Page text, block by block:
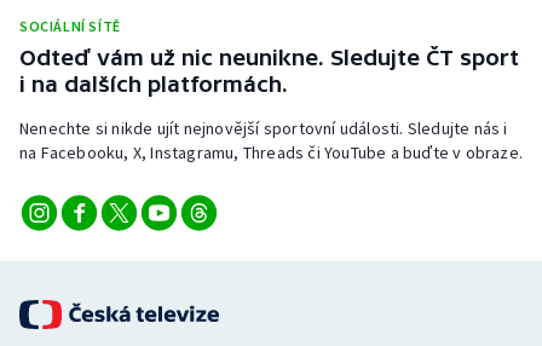
SOCIÁLNÍ SÍTĚ
Odteď vám už nic neunikne. Sledujte ČT sport
i na dalších platformách.
Nenechte si nikde ujít nejnovější sportovní události. Sledujte nás i
na Facebooku, X, Instagramu, Threads či YouTube a buďte v obraze.